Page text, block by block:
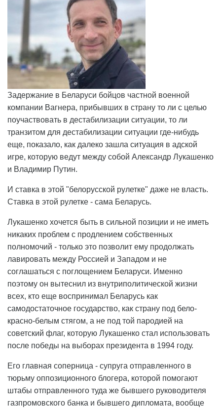
Задержание в Беларуси бойцов частной военной
компании Вагнера, прибывших в страну то ли с целью
поучаствовать в дестабилизации ситуации, то ли
транзитом для дестабилизации ситуации где-нибудь
еще, показало, как далеко зашла ситуация в адской
игре, которую ведут между собой Александр Лукашенко
и Владимир Путин.
И ставка в этой "белорусской рулетке" даже не власть.
Ставка в этой рулетке - сама Беларусь.
Лукашенко хочется быть в сильной позиции и не иметь
никаких проблем с продлением собственных
полномочий - только это позволит ему продолжать
лавировать между Россией и Западом и не
соглашаться с поглощением Беларуси. Именно
поэтому он вытеснил из внутриполитической жизни
всех, кто еще воспринимал Беларусь как
самодостаточное государство, как страну под бело-
красно-белым стягом, а не под той пародией на
советский флаг, которую Лукашенко стал использовать
после победы на выборах президента в 1994 году.
Его главная соперница - супруга отправленного в
тюрьму оппозиционного блогера, которой помогают
штабы отправленного туда же бывшего руководителя
газпромовского банка и бывшего дипломата, вообще